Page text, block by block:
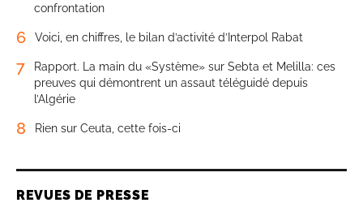
confrontation
6 Voici, en chiffres, le bilan d’activité d’Interpol Rabat
7
Rapport. La main du «Système» sur Sebta et Melilla: ces
preuves qui démontrent un assaut téléguidé depuis
l’Algérie
8 Rien sur Ceuta, cette fois-ci
REVUES DE PRESSE